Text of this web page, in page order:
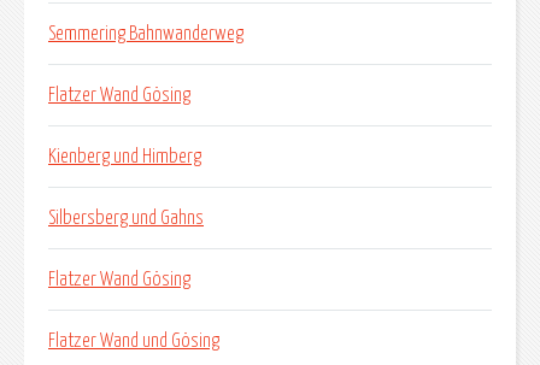
Semmering Bahnwanderweg
Flatzer Wand Gösing
Kienberg und Himberg
Silbersberg und Gahns
Flatzer Wand Gösing
Flatzer Wand und Gösing